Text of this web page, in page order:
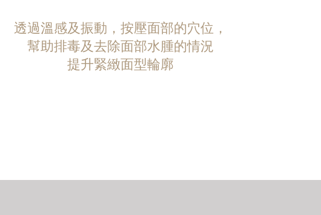
透過溫感及振動，按壓面部的穴位，
幫助排毒及去除面部水腫的情況
提升緊緻面型輪廓